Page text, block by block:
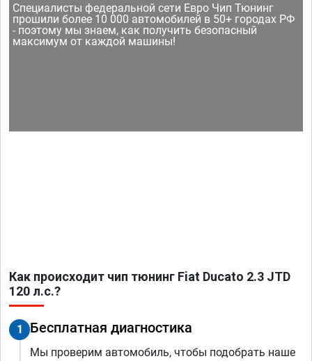
Специалисты федеральной сети Евро Чип Тюнинг
прошили более 10 000 автомобилей в 50+ городах РФ
- поэтому мы знаем, как получить безопасный
максимум от каждой машины!
Как происходит чип тюнинг Fiat Ducato 2.3 JTD
120 л.с.?
1 Бесплатная диагностика
Мы проверим автомобиль, чтобы подобрать наше